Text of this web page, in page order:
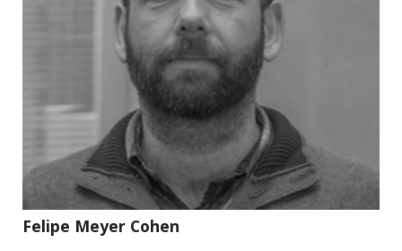
Felipe Meyer Cohen